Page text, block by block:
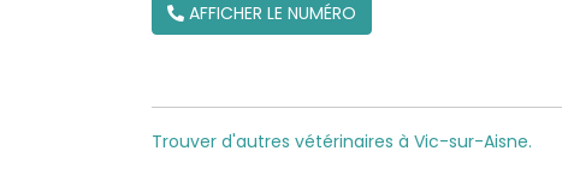
AFFICHER LE NUMÉRO
Trouver d'autres vétérinaires à Vic-sur-Aisne.